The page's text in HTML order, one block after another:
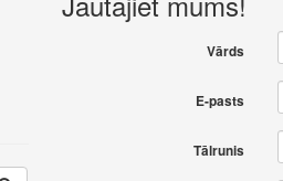
Vārds
E-pasts
Tālrunis